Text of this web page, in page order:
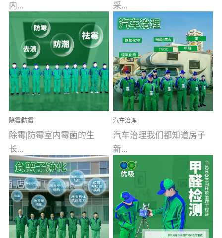
内...
空气污染净化治理）工业
文明的进步，创造了多姿
多彩的家居产品和生活情
调，但也带来了以甲醛为
首的室内...
采...
用行业公认奥维牌消毒
液，具备杀死人体冠状病
毒的功效，杀菌率
99.99%。相对于传统消毒
液来说，无...
除霉|防霉
除霉|防霉室内霉菌的生
长...
受温度、湿度、基质养
分、通风四个条件影响，
温暖潮湿、营养物质多、
通风缓慢的空间最易滋生
汽车治理
汽车治理我们都知道房子
新...
装修完会有甲醛，其实汽
车的甲醛超标问题更为严
重。汽车的空间范围小，
配件、皮具、装饰多，这